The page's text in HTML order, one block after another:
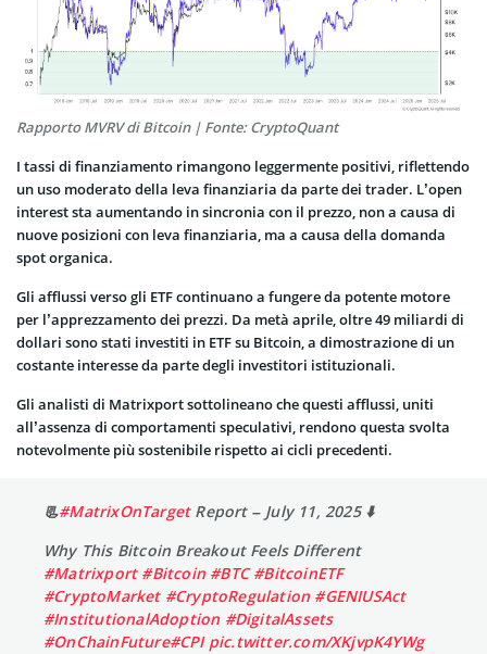
Rapporto MVRV di Bitcoin | Fonte: CryptoQuant
I tassi di finanziamento rimangono leggermente positivi, riflettendo
un uso moderato della leva finanziaria da parte dei trader. L’open
interest sta aumentando in sincronia con il prezzo, non a causa di
nuove posizioni con leva finanziaria, ma a causa della domanda
spot organica.
Gli afflussi verso gli ETF continuano a fungere da potente motore
per l’apprezzamento dei prezzi. Da metà aprile, oltre 49 miliardi di
dollari sono stati investiti in ETF su Bitcoin, a dimostrazione di un
costante interesse da parte degli investitori istituzionali.
Gli analisti di Matrixport sottolineano che questi afflussi, uniti
all’assenza di comportamenti speculativi, rendono questa svolta
notevolmente più sostenibile rispetto ai cicli precedenti.
📃#MatrixOnTargetReport – July 11, 2025 ⬇️
Why This Bitcoin Breakout Feels Different
#Matrixport #Bitcoin #BTC #BitcoinETF
#CryptoMarket #CryptoRegulation #GENIUSAct
#InstitutionalAdoption #DigitalAssets
#OnChainFuture#CPI pic.twitter.com/XKjvpK4YWg